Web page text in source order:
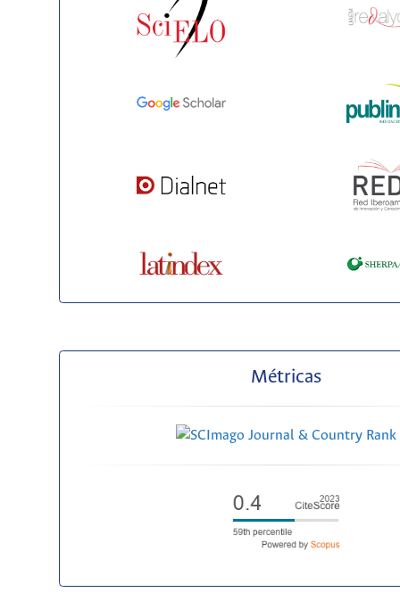
Métricas